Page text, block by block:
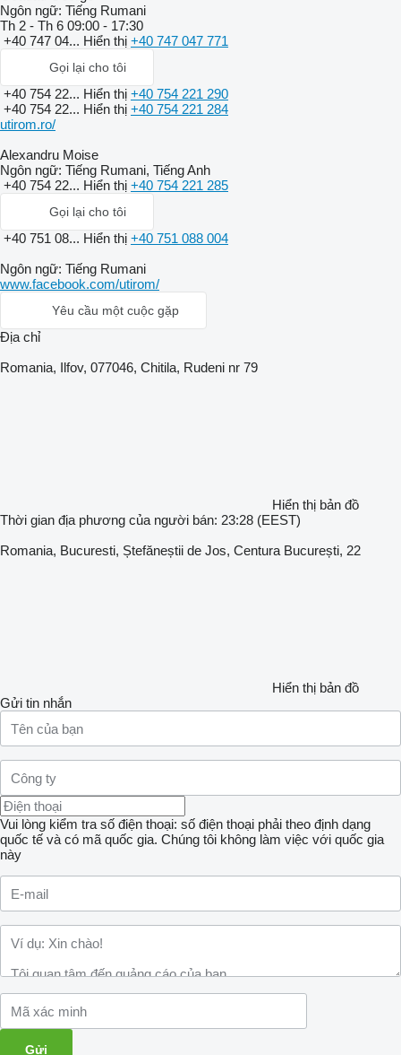
Ngôn ngữ: Tiếng Rumani
Th 2 - Th 6 09:00 - 17:30
+40 747 04... Hiển thị +40 747 047 771
Gọi lại cho tôi
+40 754 22... Hiển thị +40 754 221 290
+40 754 22... Hiển thị +40 754 221 284
utirom.ro/
Alexandru Moise
Ngôn ngữ: Tiếng Rumani, Tiếng Anh
+40 754 22... Hiển thị +40 754 221 285
Gọi lại cho tôi
+40 751 08... Hiển thị +40 751 088 004
Ngôn ngữ: Tiếng Rumani
www.facebook.com/utirom/
Yêu cầu một cuộc gặp
Địa chỉ
Romania, Ilfov, 077046, Chitila, Rudeni nr 79
Hiển thị bản đồ
Thời gian địa phương của người bán: 23:28 (EEST)
Romania, Bucuresti, Ștefăneștii de Jos, Centura București, 22
Hiển thị bản đồ
Gửi tin nhắn
Vui lòng kiểm tra số điện thoại: số điện thoại phải theo định dạng
quốc tế và có mã quốc gia. Chúng tôi không làm việc với quốc gia
này